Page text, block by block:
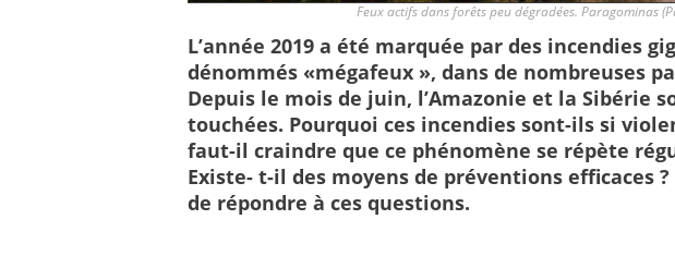
Feux actifs dans forêts peu dégradées. Paragominas
L’année 2019 a été marquée par des incendies
dénommés «mégafeux », dans de nombreuses
Depuis le mois de juin, l’Amazonie et la Sibérie
touchées. Pourquoi ces incendies sont-ils si
faut-il craindre que ce phénomène se répète
Existe- t-il des moyens de préventions efficaces
de répondre à ces questions.